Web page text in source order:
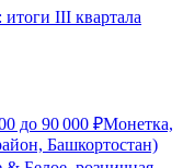
III квартала
до 90 000 ₽Монетка,
Башкортостан)